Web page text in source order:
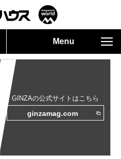
Menu
GINZAの公式サイトはこちら
ginzamag.com